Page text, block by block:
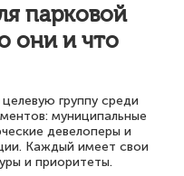
парковой
они и что
группу среди
муниципальные
девелоперы и
Каждый имеет свои
и приоритеты.